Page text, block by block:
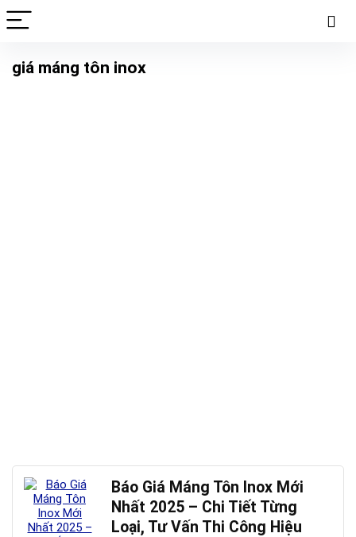
giá máng tôn inox
Báo Giá Máng Tôn Inox Mới
Nhất 2025 – Chi Tiết Từng
Loại, Tư Vấn Thi Công Hiệu